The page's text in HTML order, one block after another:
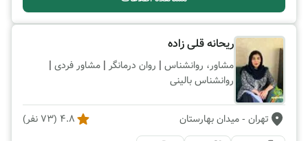
ریحانه قلی زاده
مشاور، روانشناس | روان درمانگر | مشاور فردی |
روانشناس بالینی
تهران - میدان بهارستان 4.8
(
73 نفر)